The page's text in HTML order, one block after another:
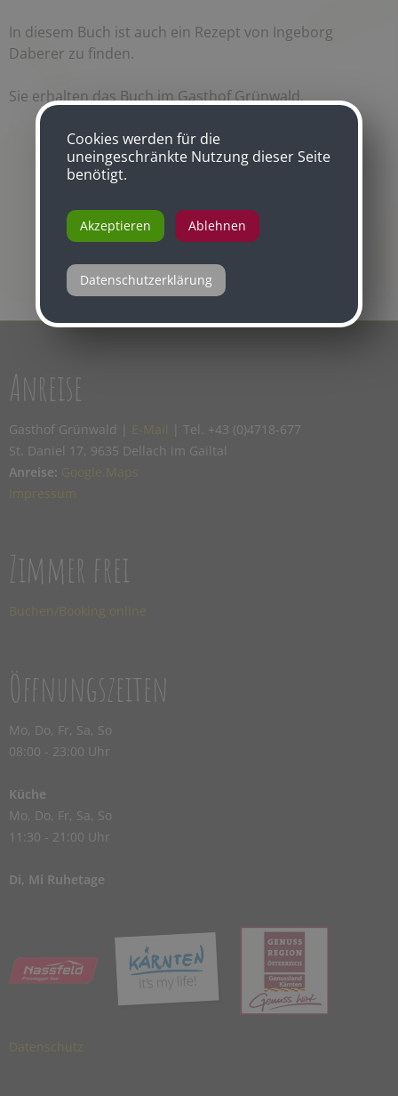
In diesem Buch ist auch ein Rezept von Ingeborg
Daberer zu finden.
Sie erhalten das Buch im Gasthof Grünwald.
Anreise
Gasthof Grünwald |
| Tel. +43 (0)4718-677
St. Daniel 17, 9635 Dellach im Gailtal
Anreise:
Zimmer frei
Öffnungszeiten
Mo, Do, Fr, Sa, So
08:00 - 23:00 Uhr
Küche
Mo, Do, Fr, Sa, So
11:30 - 21:00 Uhr
Di, Mi Ruhetage
Cookies werden für die
uneingeschränkte Nutzung dieser Seite
benötigt.
Akzeptieren Ablehnen
Datenschutzerklärung